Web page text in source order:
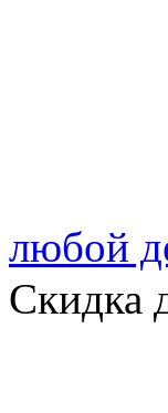
любой
Скидка